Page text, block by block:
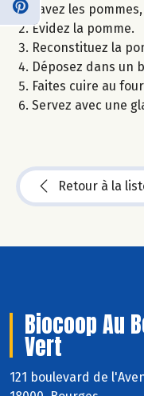
Lavez les
Evidez la pomme.
Reconstituez la
Déposez dans un
Faites cuire au
Servez avec une
Retour à la
Biocoop Au
Vert
121 boulevard de